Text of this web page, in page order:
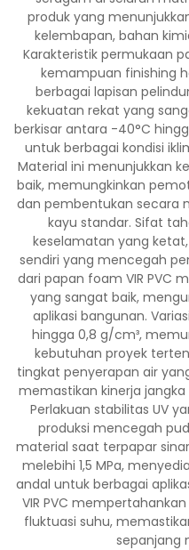
produk yang
kelembapan, bahan
Karakteristik permukaan
kemampuan finishing
berbagai lapisan
kekuatan rekat yang
berkisar antara -40°C
untuk berbagai kondisi
Material ini menunjukkan
baik, memungkinkan
dan pembentukan secara
kayu standar. Sifat
keselamatan yang
sendiri yang mencegah
dari papan foam VIR PVC
yang sangat baik,
aplikasi bangunan.
hingga 0,8 g/cm³,
kebutuhan proyek
tingkat penyerapan air
memastikan kinerja
Perlakuan stabilitas UV
produksi mencegah
material saat terpapar
melebihi 1,5 MPa,
andal untuk berbagai
VIR PVC
fluktuasi suhu,
sepanjang